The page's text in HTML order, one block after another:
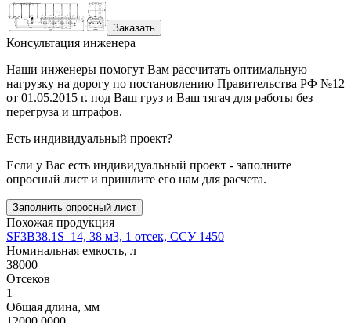
Заказать
Консультация инженера
Наши инженеры помогут Вам рассчитать оптимальную
нагрузку на дорогу по постановлению Правительства РФ №12
от 01.05.2015 г. под Ваш груз и Ваш тягач для работы без
перегруза и штрафов.
Есть индивидуальный проект?
Если у Вас есть индивидуальный проект - заполните
опросный лист и пришлите его нам для расчета.
Заполнить опросный лист
Похожая продукция
SF3B38.1S_14, 38 м3, 1 отсек, ССУ 1450
Номинальная емкость, л
38000
Отсеков
1
Общая длина, мм